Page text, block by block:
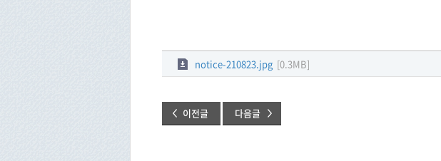
notice-210823.jpg [0.3MB]
이전글 다음글